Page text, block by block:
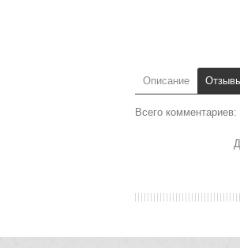
Описание
Всего комментариев: